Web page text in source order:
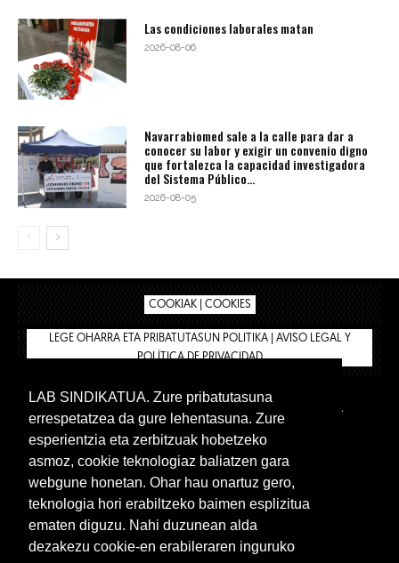
Las condiciones laborales matan
2026-08-06
Navarrabiomed sale a la calle para dar a
conocer su labor y exigir un convenio digno
que fortalezca la capacidad investigadora
del Sistema Público...
2026-08-05
COOKIAK | COOKIES
LEGE OHARRA ETA PRIBATUTASUN POLITIKA | AVISO LEGAL Y
POLÍTICA DE PRIVACIDAD
BIZILAN.EUS
TIENDA
INTRANET 🔑
Euskera Castellano
LAB SINDIKATUA. Zure pribatutasuna
errespetatzea da gure lehentasuna. Zure
esperientzia eta zerbitzuak hobetzeko
asmoz, cookie teknologiaz baliatzen gara
webgune honetan. Ohar hau onartuz gero,
teknologia hori erabiltzeko baimen esplizitua
ematen diguzu. Nahi duzunean alda
dezakezu cookie-en erabileraren inguruko